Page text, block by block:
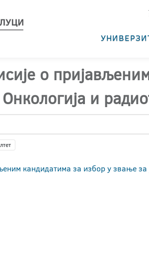
о
и
кандидатима за избор у звање